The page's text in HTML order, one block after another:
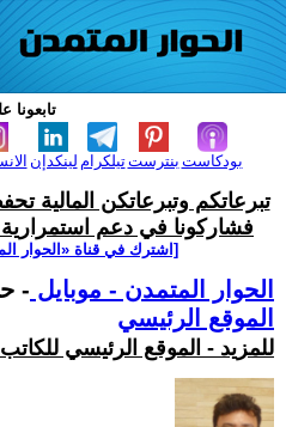
تابعونا
لينكدإن تيلكرامبنترست بودكاست
تبرعاتكم وتبرعاتكن المالية
فشاركونا في دعم استمرارية
[اشترك في قناة ‫«الحوار
الحوار المتمدن - موبايل -
الموقع الرئيسي
للمزيد - الموقع الرئيسي